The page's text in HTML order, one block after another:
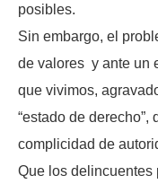
posibles.
Sin embargo, el
de valores y ante un
que vivimos,
“estado de
complicidad de
Que los delincuentes